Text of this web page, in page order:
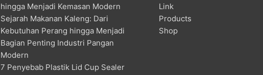
hingga Menjadi Kemasan Modern
Sejarah Makanan Kaleng: Dari
Kebutuhan Perang hingga Menjadi
Bagian Penting Industri Pangan
Modern
7 Penyebab Plastik Lid Cup Sealer
Link
Products
Shop